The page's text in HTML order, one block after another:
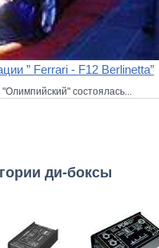
” Ferrari - F12 Berlinetta”
состоялась...
ди-боксы